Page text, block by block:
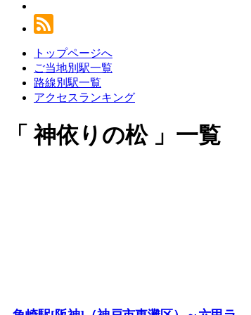
トップページへ
ご当地別駅一覧
路線別駅一覧
アクセスランキング
神依りの松 一覧